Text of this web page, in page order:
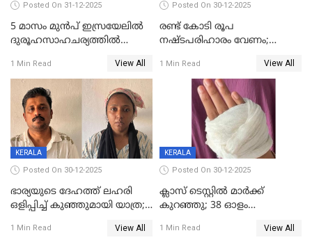
Posted On 31-12-2025
5 മാസം മുൻപ് ഇസ്രയേലിൽ
ദുരൂഹസാഹചര്യത്തിൽ
മലയാളി യുവാവിന്റെ ഭാര്യയും
മരിച്ചു
1 Min Read View All
Posted On 30-12-2025
രണ്ട് കോടി രൂപ
നഷ്ടപരിഹാരം വേണം;
നോട്ടീസയച്ച് ഉമാ തോമസ്
1 Min Read View All
KERALA
Posted On 30-12-2025
ഭാര്യയുടെ ദേഹത്ത് ലഹരി
ഒളിപ്പിച്ച് കുഞ്ഞുമായി യാത്ര;
പിടികൂടി പൊലീസ്
1 Min Read View All
KERALA
Posted On 30-12-2025
ക്ലാസ് ടെസ്റ്റിൽ മാർക്ക്
കുറഞ്ഞു; 38 ഓളം
സെന്ററിലെ അധ്യാപകന്‍
1 Min Read View All